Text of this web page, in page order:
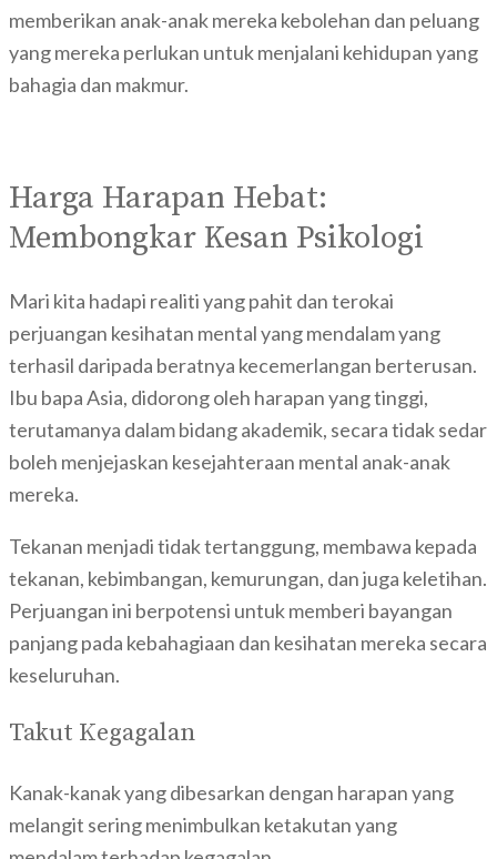
memberikan anak-anak mereka kebolehan dan peluang
yang mereka perlukan untuk menjalani kehidupan yang
bahagia dan makmur.
Harga Harapan Hebat:
Membongkar Kesan Psikologi
Mari kita hadapi realiti yang pahit dan terokai
perjuangan kesihatan mental yang mendalam yang
terhasil daripada beratnya kecemerlangan berterusan.
Ibu bapa Asia, didorong oleh harapan yang tinggi,
terutamanya dalam bidang akademik, secara tidak sedar
boleh menjejaskan kesejahteraan mental anak-anak
mereka.
Tekanan menjadi tidak tertanggung, membawa kepada
tekanan, kebimbangan, kemurungan, dan juga keletihan.
Perjuangan ini berpotensi untuk memberi bayangan
panjang pada kebahagiaan dan kesihatan mereka secara
keseluruhan.
Takut Kegagalan
Kanak-kanak yang dibesarkan dengan harapan yang
melangit sering menimbulkan ketakutan yang